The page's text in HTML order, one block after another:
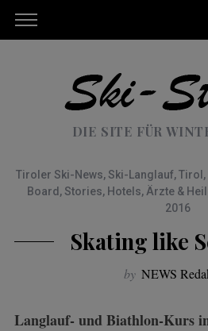
DIE SITE FÜR
Tiroler Ski-News, Ski-Langlauf,Tirol ,
Board , Stories, Hotels, Ärzte &
2016
Skating like
by NEWS
Langlauf- und Biathlon-Kurs in Umhausen (Ötztal)